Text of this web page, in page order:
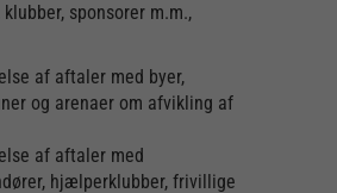
klubber, sponsorer m.m.,
af aftaler med byer,
og arenaer om afvikling af
af aftaler med
hjælperklubber, frivillige